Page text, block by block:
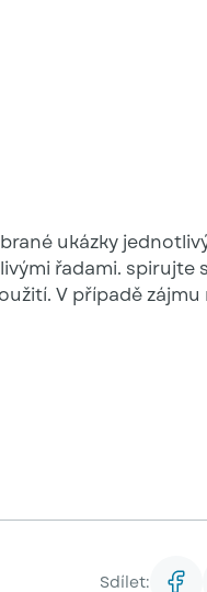
ukázky
řadami. spirujte
V případě zájmu
Sdílet: